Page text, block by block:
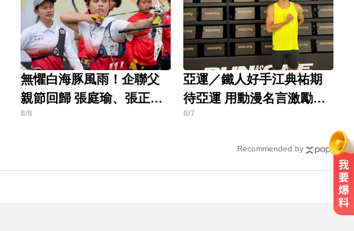
無懼白海豚風雨！企聯父
親節回歸 張庭瑜、張正韋
用勝利感謝老爸
8/8
亞運／鐵人好手江典祐期
待亞運 用動漫名言激勵自
己
8/7
Recommended by